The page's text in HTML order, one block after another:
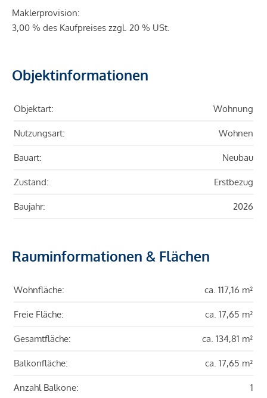
Maklerprovision:
3,00 % des Kaufpreises zzgl. 20 % USt.
Objektinformationen
Objektart: Wohnung
Nutzungsart: Wohnen
Bauart: Neubau
Zustand: Erstbezug
Baujahr: 2026
Rauminformationen & Flächen
Wohnfläche: ca. 117,16 m²
Freie Fläche: ca. 17,65 m²
Gesamtfläche: ca. 134,81 m²
Balkonfläche: ca. 17,65 m²
Anzahl Balkone: 1